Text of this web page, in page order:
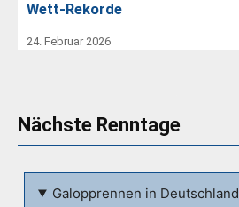
Wett-Rekorde
24. Februar 2026
Nächste Renntage
Galopprennen in Deutschland